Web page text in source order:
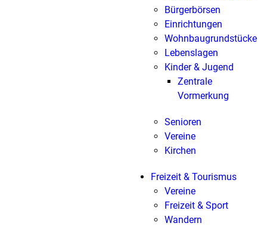
Bürgerbörsen
Einrichtungen
Wohnbaugrundstücke
Lebenslagen
Kinder & Jugend
Zentrale
Vormerkung
Senioren
Vereine
Kirchen
Freizeit & Tourismus
Vereine
Freizeit & Sport
Wandern